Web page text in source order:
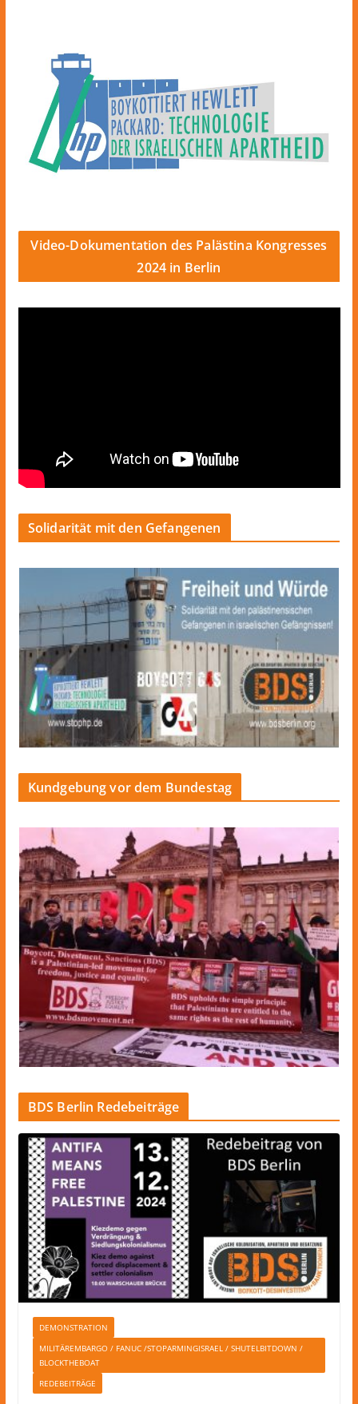
Video-Dokumentation des Palästina Kongresses
2024 in Berlin
Solidarität mit den Gefangenen
Kundgebung vor dem Bundestag
BDS Berlin Redebeiträge
DEMONSTRATION
MILITÄREMBARGO / FANUC /STOPARMINGISRAEL / SHUTELBITDOWN /
BLOCKTHEBOAT
REDEBEITRÄGE